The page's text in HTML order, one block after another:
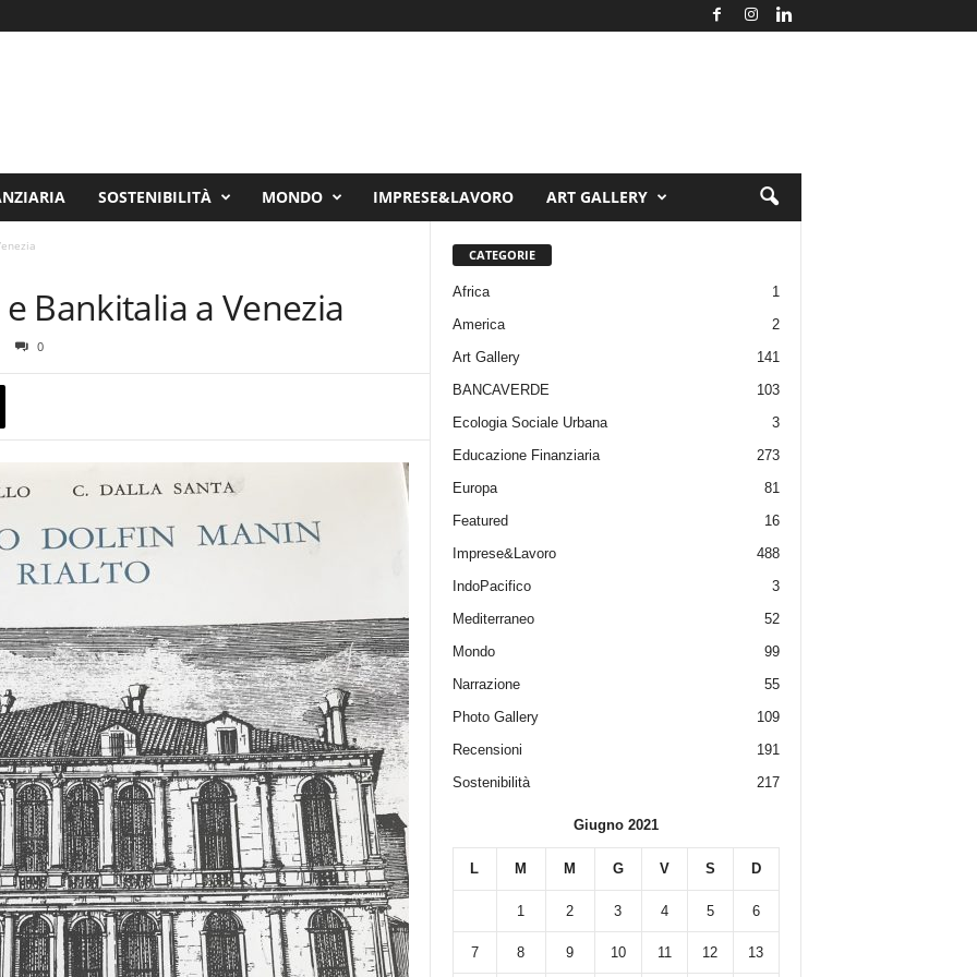
SOSTENIBILITÀ MONDO IMPRESE&LAVORO ART GALLERY
Bankitalia a Venezia
0
CATEGORIE
Africa
1
America
2
Art Gallery
141
BANCAVERDE
103
Ecologia Sociale Urbana
3
Educazione Finanziaria
273
Europa
81
Featured
16
Imprese&Lavoro
488
IndoPacifico
3
Mediterraneo
52
Mondo
99
Narrazione
55
Photo Gallery
109
Recensioni
191
Sostenibilità
217
Giugno 2021
L M M G V S D
1 2 3 4 5 6
7 8 9 10 11 12 13